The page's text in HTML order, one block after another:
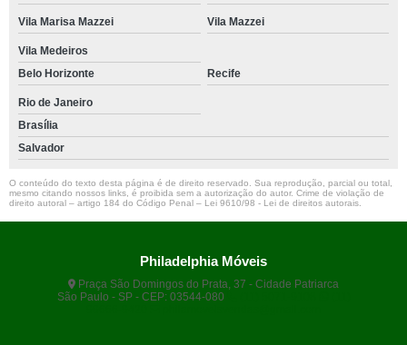
Vila Marisa Mazzei Vila Mazzei
Vila Medeiros
Belo Horizonte
Recife
Rio de Janeiro
Brasília
Salvador
O conteúdo do texto desta página é de direito reservado. Sua reprodução, parcial ou total,
mesmo citando nossos links, é proibida sem a autorização do autor. Crime de violação de
direito autoral – artigo 184 do Código Penal – Lei 9610/98 - Lei de direitos autorais
Philadelphia Móveis
Praça São Domingos do Prata, 37 - Cidade Patriarca
São Paulo - SP - CEP: 03544-080